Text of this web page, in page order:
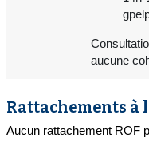
aucune
Rattachements à
Aucun rattachement ROF